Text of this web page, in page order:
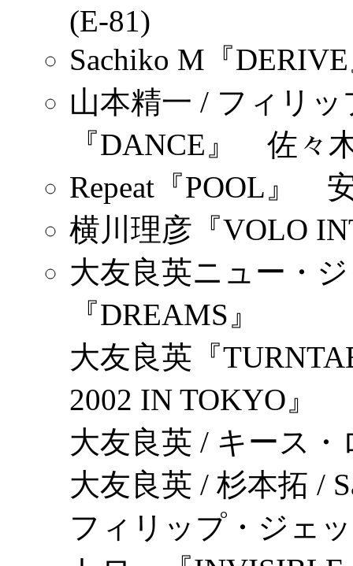
(E-81)
Sachiko M『
山本精一 / フィリ
『DANCE』 佐々
Repeat『POOL』
横川理彦『VOLO
大友良英ニュー・
『DREAMS』
大友良英『
2002 IN TOKYO』
大友良英 / キース
大友良英 / 杉本拓 /
フィリップ・ジェ